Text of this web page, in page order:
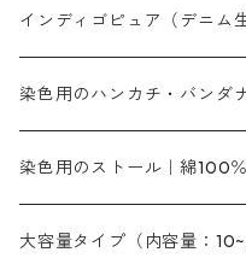
青色系
紫色系
緑色系
茶色系
橙色系
緑色系
茶色系
茶色｜20g入りのみ公開
灰色｜20g入りのみ公開
捺染糊
黄色系
エロ―M3G｜定番の色合い
エロー ＭＧＲ｜明るい緑みの黄色
オレンジ系
オレンヂMG｜黄みの橙色
オレンヂMGD（定番の色合い）
赤色系
レットMFB｜赤色（定番の色合
青色系
代用朱黄色口
ファストエロ―10GN（鮮やか
ファストエロ―5GN（黄色）
青色系
NSBAブルー
群青
白色｜胡粉
黒色｜在庫処分特価
緑色｜在庫処分特価
人気のおすすめ植物染料
インド茜・西洋茜の個別販売
濃染処理剤｜ソルバックス
媒染剤
アルミ媒染剤
鉄媒染剤
ソーダ灰｜アルカリ性のPH
藍染
人気のおすすめ竹・藤を染
塩基性染料（混色可能）
ビスマークブロンB｜赤茶色
塩基性エロ―｜液体タイプ
オリジナル染料｜スス竹色
インディゴピュア（デニム
初心者向けお試しセット販
インディゴピュア
アルカリ剤
染色用のハンカチ・バンダ
45cm×45cm（ハンカチ）
54cm×54cm（バンダナ）
染色用のストール｜綿100
大容量タイプ（内容量：